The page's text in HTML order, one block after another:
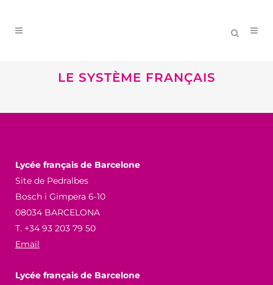
LE SYSTÈME FRANÇAIS
Lycée français de Barcelone
Site de Pedralbes
Bosch i Gimpera 6-10
08034 BARCELONA
T. +34 93 203 79 50
Email
Lycée français de Barcelone